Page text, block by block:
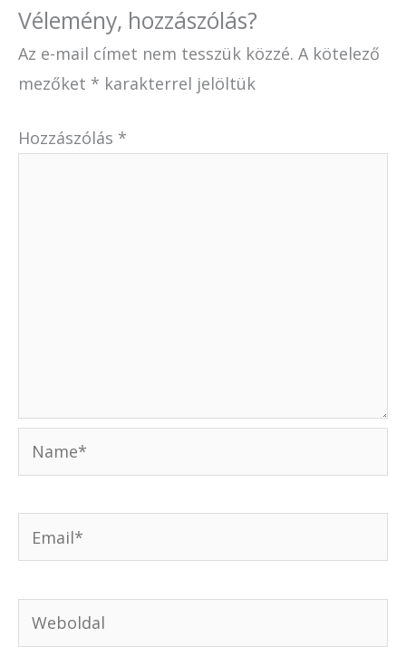
Vélemény, hozzászólás?
Az e-mail címet nem tesszük közzé. A kötelező
mezőket * karakterrel jelöltük
Hozzászólás *
Name*
Email*
Weboldal